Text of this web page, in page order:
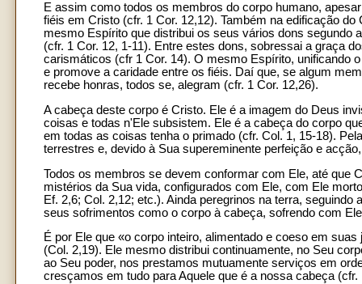
E assim como todos os membros do corpo humano,
fiéis em Cristo (cfr. 1 Cor. 12,12). Também na edificação
mesmo Espírito que distribui os seus vários dons segundo
(cfr. 1 Cor. 12, 1-11). Entre estes dons, sobressai a graça
carismáticos (cfr 1 Cor. 14). O mesmo Espírito, unificando
e promove a caridade entre os fiéis. Daí que, se algum
recebe honras, todos se, alegram (cfr. 1 Cor. 12,26).
A cabeça deste corpo é Cristo. Ele é a imagem do Deus
coisas e todas n'Ele subsistem. Ele é a cabeça do corpo
em todas as coisas tenha o primado (cfr. Col. 1, 15-18).
terrestres e, devido à Sua supereminente perfeição e
Todos os membros se devem conformar com Ele, até que
mistérios da Sua vida, configurados com Ele, com Ele
Ef. 2,6; Col. 2,12; etc.). Ainda peregrinos na terra,
seus sofrimentos como o corpo à cabeça, sofrendo com
É por Ele que «o corpo inteiro, alimentado e coeso em
(Col. 2,19). Ele mesmo distribui continuamente, no Seu
ao Seu poder, nos prestamos mutuamente serviços em
cresçamos em tudo para Aquele que é a nossa cabeça (cfr.